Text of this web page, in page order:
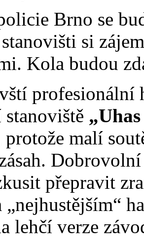
Brno se
si
Kola budou
profesionální
protože malí
přepravit
lehčí verze